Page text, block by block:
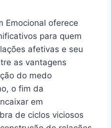
Emocional oferece
para quem
afetivas e seu
as vantagens
do medo
o fim da
em
de ciclos viciosos